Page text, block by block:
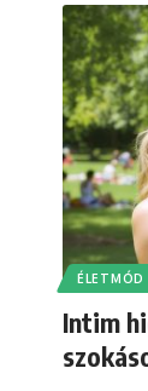
ÉLETMÓD
Intim